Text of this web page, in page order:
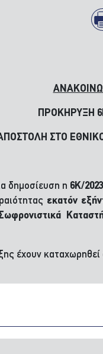
ΠΡΟΚΗΡΥΞΗ
ΣΤΟ
δημοσίευση η 6Κ/2023
εκατόν
έχουν